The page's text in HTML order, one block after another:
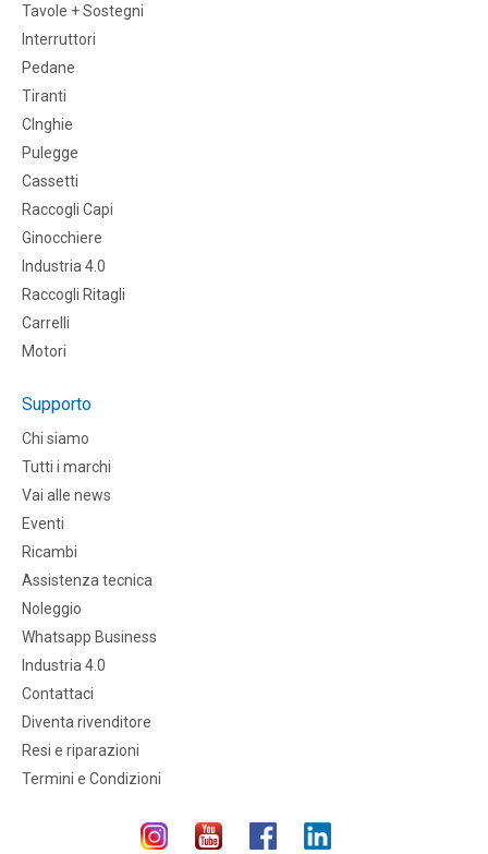
Tavole + Sostegni
Interruttori
Pedane
Tiranti
CInghie
Pulegge
Cassetti
Raccogli Capi
Ginocchiere
Industria 4.0
Raccogli Ritagli
Carrelli
Motori
Supporto
Chi siamo
Tutti i marchi
Vai alle news
Eventi
Ricambi
Assistenza tecnica
Noleggio
Whatsapp Business
Industria 4.0
Contattaci
Diventa rivenditore
Resi e riparazioni
Termini e Condizioni